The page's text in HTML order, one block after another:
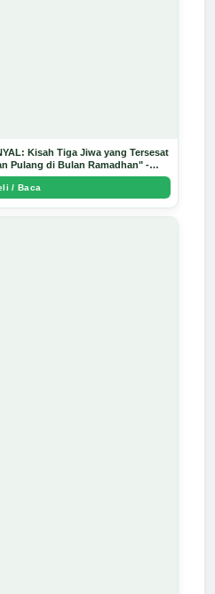
Kisah Tiga Jiwa yang Tersesat
Pulang di Bulan Ramadhan" -
/ Baca